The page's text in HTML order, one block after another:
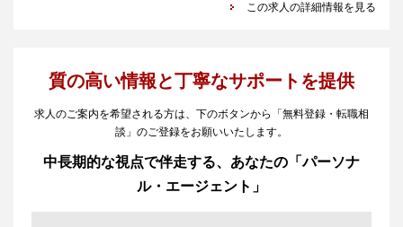
この求人の詳細情報を見る
質の高い情報と丁寧なサポートを提供
求人のご案内を希望される方は、下のボタンから「無料登録・転職相
談」のご登録をお願いいたします。
中長期的な視点で伴走する、あなたの「パーソナ
ル・エージェント」